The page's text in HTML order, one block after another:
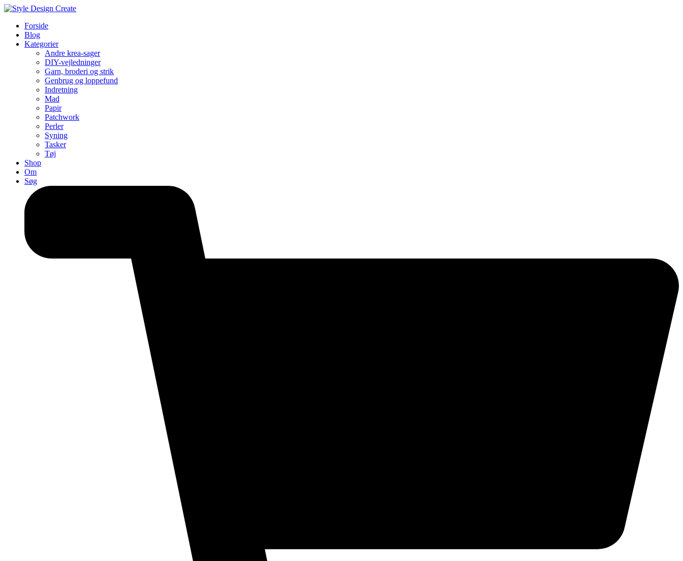
Forside
Blog
Kategorier
Andre krea-sager
DIY-vejledninger
Garn, broderi og strik
Genbrug og loppefund
Indretning
Mad
Papir
Patchwork
Perler
Syning
Tasker
Tøj
Shop
Om
Søg